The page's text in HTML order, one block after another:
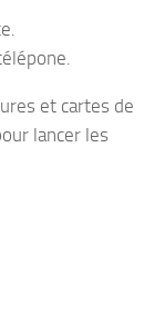
et cartes de
lancer les